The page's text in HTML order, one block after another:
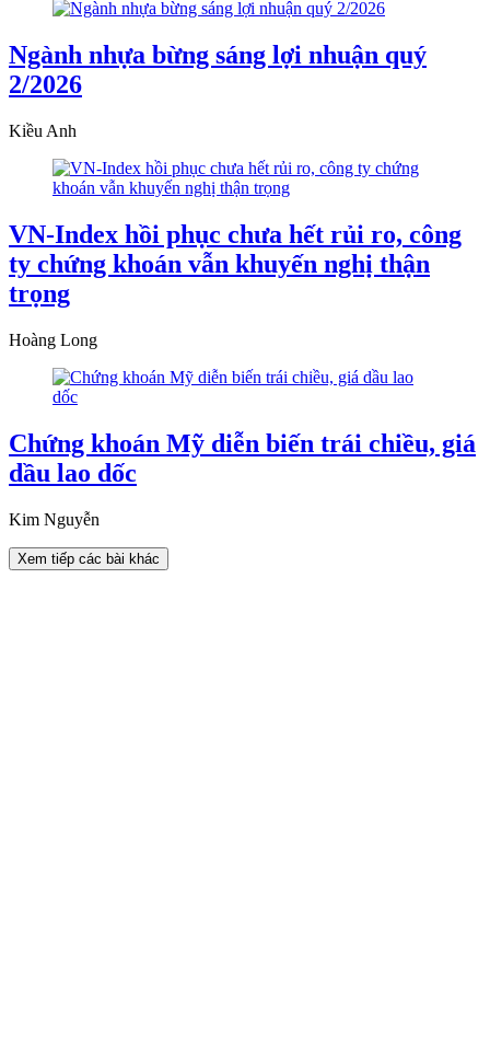
Ngành nhựa bừng sáng lợi nhuận quý
2/2026
Kiều Anh
VN-Index hồi phục chưa hết rủi ro, công
ty chứng khoán vẫn khuyến nghị thận
trọng
Hoàng Long
Chứng khoán Mỹ diễn biến trái chiều, giá
dầu lao dốc
Kim Nguyễn
Xem tiếp các bài khác